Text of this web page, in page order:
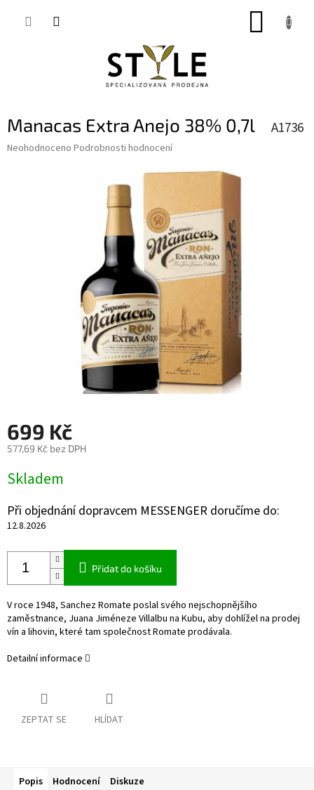
Manacas Extra Anejo 38% 0,7l A1736
Průměrné
Neohodnoceno Podrobnosti hodnocení
699 Kč
577,69 Kč bez DPH
cena:
Skladem
Při objednání dopravcem MESSENGER doručíme do:
12.8.2026
Přidat do košíku
V roce 1948, Sanchez Romate poslal svého nejschopnějšího
zaměstnance, Juana Jiméneze Villalbu na Kubu, aby dohlížel na prodej
vín a lihovin, které tam společnost Romate prodávala.
Detailní informace
ZEPTAT SE HLÍDAT
Popis Hodnocení Diskuze